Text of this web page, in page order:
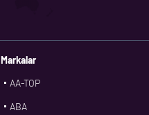
Markalar
AA-TOP
ABA